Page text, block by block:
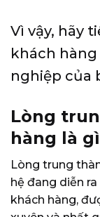
Vì vậy, hãy
khách
nghiệp của
Lòng
hàng là
Lòng trung
hệ đang diễn
khách hàng,